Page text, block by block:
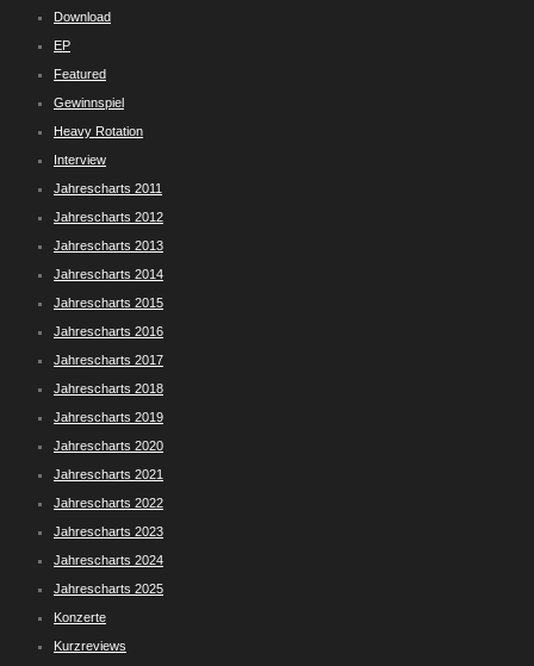
Download
EP
Featured
Gewinnspiel
Heavy Rotation
Interview
Jahrescharts 2011
Jahrescharts 2012
Jahrescharts 2013
Jahrescharts 2014
Jahrescharts 2015
Jahrescharts 2016
Jahrescharts 2017
Jahrescharts 2018
Jahrescharts 2019
Jahrescharts 2020
Jahrescharts 2021
Jahrescharts 2022
Jahrescharts 2023
Jahrescharts 2024
Jahrescharts 2025
Konzerte
Kurzreviews